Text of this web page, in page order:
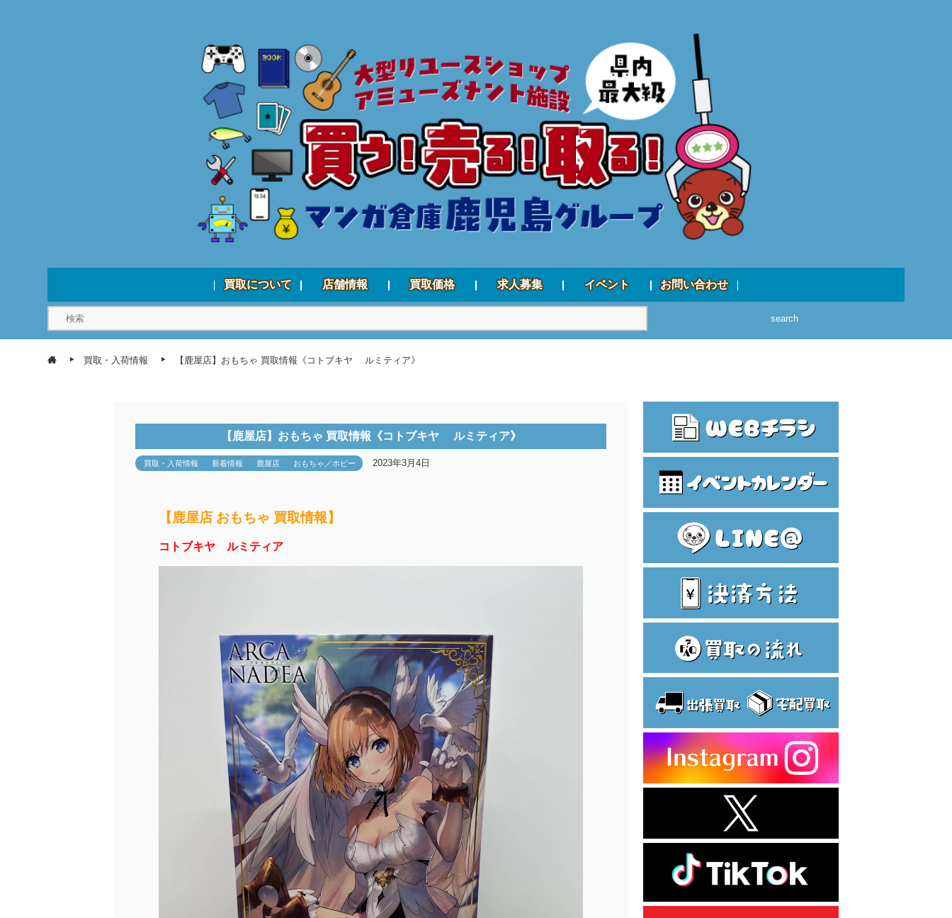
買取について 店舗情報 買取価格 求人募集 イベント お問い合わせ
search
買取・入荷情報 【鹿屋店】おもちゃ 買取情報《コトブキヤ ルミティア》
【鹿屋店】おもちゃ 買取情報《コトブキヤ ルミティア》
買取・入荷情報 新着情報 鹿屋店 おもちゃ／ホビー 2023年3月4日
【鹿屋店 おもちゃ 買取情報】
コトブキヤ ルミティア